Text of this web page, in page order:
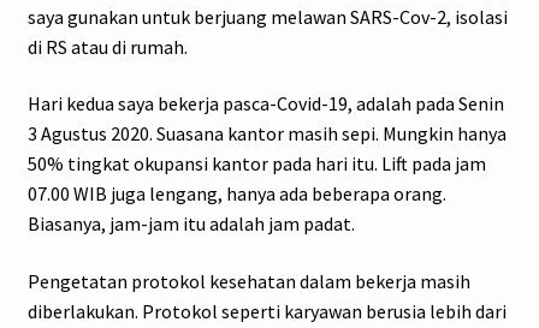
saya gunakan untuk berjuang melawan SARS-Cov-2, isolasi
di RS atau di rumah.
Hari kedua saya bekerja pasca-Covid-19, adalah pada Senin
3 Agustus 2020. Suasana kantor masih sepi. Mungkin hanya
50% tingkat okupansi kantor pada hari itu. Lift pada jam
07.00 WIB juga lengang, hanya ada beberapa orang.
Biasanya, jam-jam itu adalah jam padat.
Pengetatan protokol kesehatan dalam bekerja masih
diberlakukan. Protokol seperti karyawan berusia lebih dari